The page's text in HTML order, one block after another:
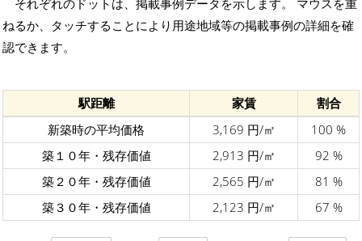
それぞれのドットは、掲載事例データを示します。 マウスを重
ねるか、タッチすることにより用途地域等の掲載事例の詳細を確
認できます。
駅距離 家賃
割合
新築時の平均価格
3,169 円/㎡
100 %
築１０年・残存価値
2,913 円/㎡
92 %
築２０年・残存価値
2,565 円/㎡
81 %
築３０年・残存価値
2,123 円/㎡ 67 %